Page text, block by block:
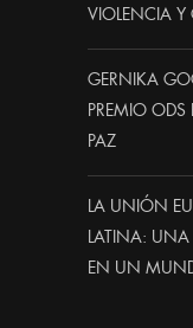
VIOLENCIA Y
GERNIKA
PREMIO ODS
PAZ
LA UNIÓN
LATINA: UNA
EN UN